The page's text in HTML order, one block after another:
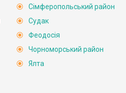
Сімферопольський район
Судак
Феодосія
Чорноморський район
Ялта